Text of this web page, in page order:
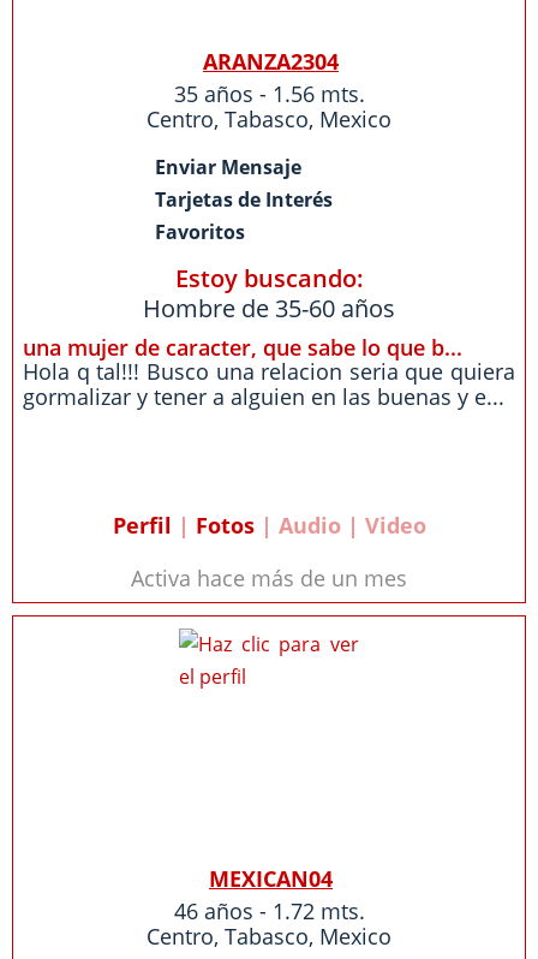
ARANZA2304
35 años - 1.56 mts.
Centro, Tabasco, Mexico
Enviar Mensaje
Tarjetas de Interés
Favoritos
Estoy buscando:
Hombre de 35-60 años
una mujer de caracter, que sabe lo que b...
Hola q tal!!! Busco una relacion seria que quiera
gormalizar y tener a alguien en las buenas y e...
Perfil | Fotos| Audio | Video
Activa hace más de un mes
MEXICAN04
46 años - 1.72 mts.
Centro, Tabasco, Mexico